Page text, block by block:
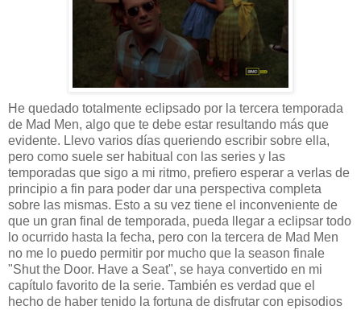
He quedado totalmente eclipsado por la tercera temporada
de Mad Men, algo que te debe estar resultando más que
evidente. Llevo varios días queriendo escribir sobre ella,
pero como suele ser habitual con las series y las
temporadas que sigo a mi ritmo, prefiero esperar a verlas de
principio a fin para poder dar una perspectiva completa
sobre las mismas. Esto a su vez tiene el inconveniente de
que un gran final de temporada, pueda llegar a eclipsar todo
lo ocurrido hasta la fecha, pero con la tercera de Mad Men
no me lo puedo permitir por mucho que la season finale
"Shut the Door. Have a Seat", se haya convertido en mi
capítulo favorito de la serie. También es verdad que el
hecho de haber tenido la fortuna de disfrutar con episodios